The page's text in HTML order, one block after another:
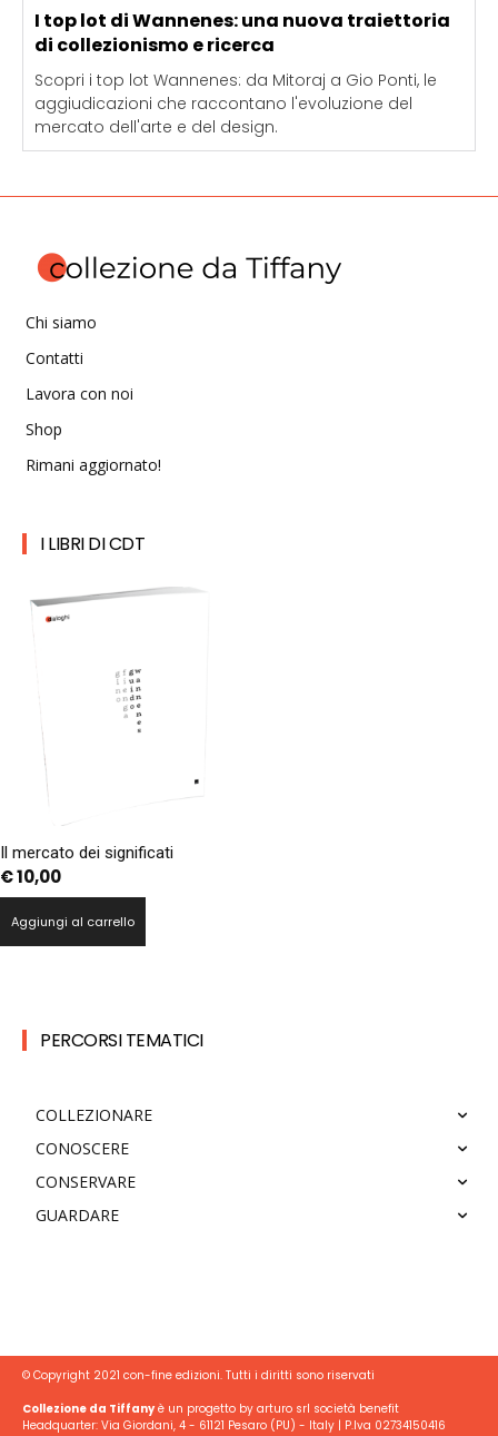
I top lot di Wannenes: una nuova traiettoria
di collezionismo e ricerca
Scopri i top lot Wannenes: da Mitoraj a Gio Ponti, le
aggiudicazioni che raccontano l'evoluzione del
mercato dell'arte e del design.
Chi siamo
Contatti
Lavora con noi
Shop
Rimani aggiornato!
I LIBRI DI CDT
Il mercato dei significati
€10,00
Aggiungi al carrello
PERCORSI TEMATICI
COLLEZIONARE
CONOSCERE
CONSERVARE
GUARDARE
© Copyright 2021 con-fine edizioni. Tutti i diritti sono riservati
Collezione da Tiffanyè un progetto by arturo srl società benefit
Headquarter: Via Giordani, 4 - 61121 Pesaro (PU) - Italy | P.Iva 02734150416